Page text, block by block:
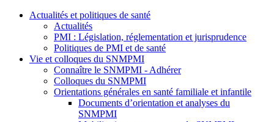
Actualités et politiques de santé
Actualités
PMI : Législation, réglementation et jurisprudence
Politiques de PMI et de santé
Vie et colloques du SNMPMI
Connaître le SNMPMI - Adhérer
Colloques du SNMPMI
Orientations générales en santé familiale et infantile
Documents d’orientation et analyses du
SNMPMI